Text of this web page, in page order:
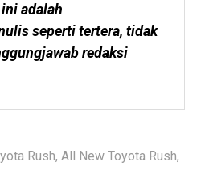
adalah
seperti tertera, tidak
Rush, All New Toyota Rush,